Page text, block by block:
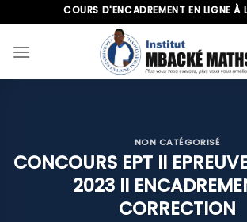
to
content
COURS D'ENCADREMENT EN LIGNE À
NON CATÉGORISÉ
CONCOURS EPT ll
2023 ll
CORRECTION